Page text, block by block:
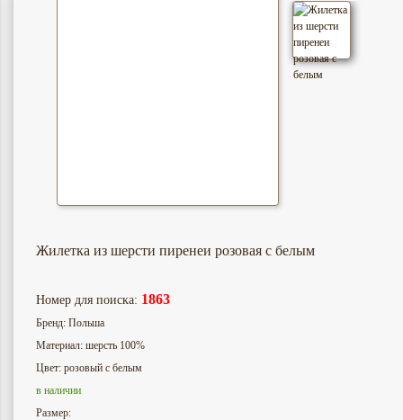
Жилетка из шерсти пиренеи розовая с белым
Номер для поиска: 1863
Бренд: Польша
Материал: шерсть 100%
Цвет: розовый с белым
в наличии
Размер: